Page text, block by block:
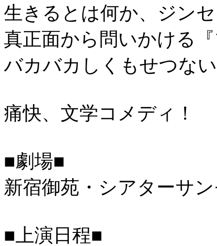
生きるとは何か、ジン
真正面から問いかける
バカバカしくもせつな
痛快、文学コメディ！
■劇場■
新宿御苑・シアターサ
■上演日程■